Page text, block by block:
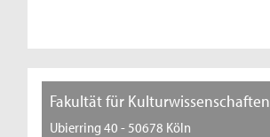
Fakultät für Kulturwissenschaften
Ubierring 40 - 50678 Köln